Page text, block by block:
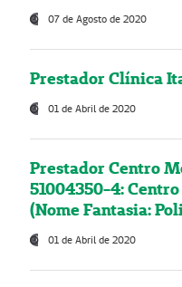
07 de Agosto de 2020
Prestador Clínica
01 de Abril de 2020
Prestador Centro
51004350-4:
(Nome Fantasia:
01 de Abril de 2020